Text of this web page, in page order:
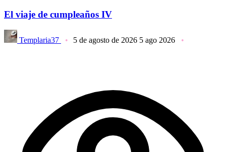
El viaje de cumpleaños IV
Templaria37 5 de agosto de 2026 5 ago 2026